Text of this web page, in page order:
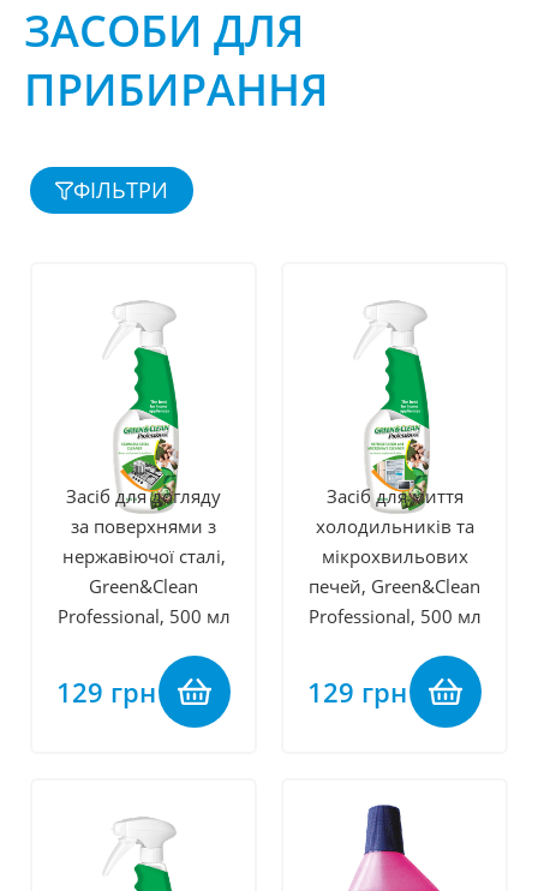
ЗАСОБИ ДЛЯ
ПРИБИРАННЯ
ФІЛЬТРИ
Засіб для догляду
за поверхнями з
нержавіючої сталі,
Green&Clean
Professional, 500 мл
129 грн
Засіб для миття
холодильників та
мікрохвильових
печей, Green&Clean
Professional, 500 мл
129 грн